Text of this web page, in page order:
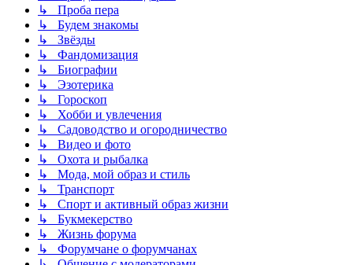
↳ Проба пера
↳ Будем знакомы
↳ Звёзды
↳ Фандомизация
↳ Биографии
↳ Эзотерика
↳ Гороскоп
↳ Хобби и увлечения
↳ Садоводство и огородничество
↳ Видео и фото
↳ Охота и рыбалка
↳ Мода, мой образ и стиль
↳ Транспорт
↳ Спорт и активный образ жизни
↳ Букмекерство
↳ Жизнь форума
↳ Форумчане о форумчанах